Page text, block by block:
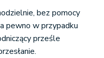
bez pomocy
pewno w przypadku
prześle